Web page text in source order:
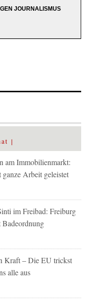
JOURNALISMUS
am Immobilienmarkt:
Arbeit geleistet
im Freibad: Freiburg
Badeordnung
Kraft – Die EU trickst
alle aus